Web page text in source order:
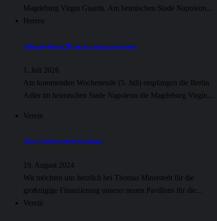
Magdeburg Virgin Guards. Am heimischen Stade Napoleon...
Herren
Adler empfangen Magdeburg zum Sonntagsspiel
1. Juli 2026
Am kommenden Wochenende (5. Juli) empfangen die Berlin
Adler im heimischen Stade Napoleon die Magdeburg Virgin...
Verein
Neuer Look für unsere Gamedays
19. August 2024
Wir möchten uns herzlich bei Thomas Minststedt für die
großzügige Finanzierung unserer neuen Pavillons für die...
Verein